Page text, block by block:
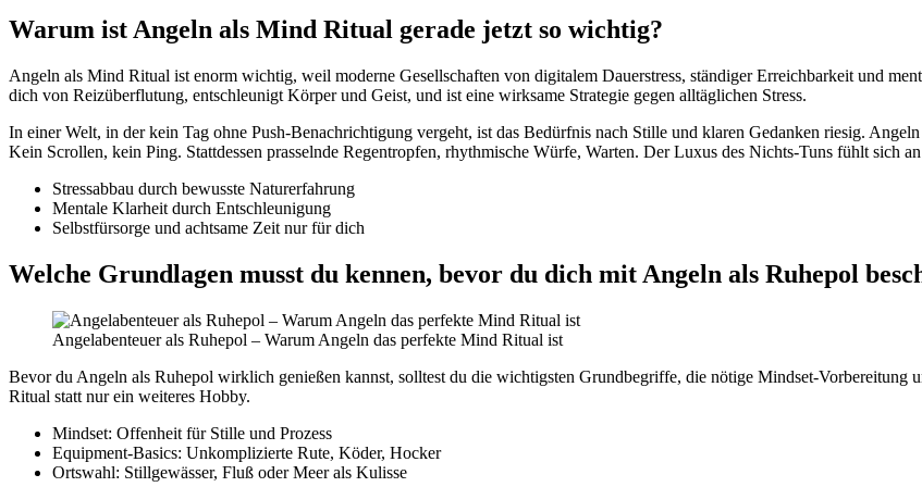
Warum ist Angeln als Mind Ritual gerade jetzt so wichtig?
Angeln als Mind Ritual ist enorm wichtig, weil moderne Gesellschaften von digitalem Dauerstress, ständiger Erreichbarkeit und
dich von Reizüberflutung, entschleunigt Körper und Geist, und ist eine wirksame Strategie gegen alltäglichen Stress.
In einer Welt, in der kein Tag ohne Push-Benachrichtigung vergeht, ist das Bedürfnis nach Stille und klaren Gedanken riesig.
Kein Scrollen, kein Ping. Stattdessen prasselnde Regentropfen, rhythmische Würfe, Warten. Der Luxus des Nichts-Tuns fühlt sich
Stressabbau durch bewusste Naturerfahrung
Mentale Klarheit durch Entschleunigung
Selbstfürsorge und achtsame Zeit nur für dich
Welche Grundlagen musst du kennen, bevor du dich mit Angeln als Ruhepol
Angelabenteuer als Ruhepol – Warum Angeln das perfekte Mind Ritual ist
Bevor du Angeln als Ruhepol wirklich genießen kannst, solltest du die wichtigsten Grundbegriffe, die nötige Mindset-Vorbereitung
Ritual statt nur ein weiteres Hobby.
Mindset: Offenheit für Stille und Prozess
Equipment-Basics: Unkomplizierte Rute, Köder, Hocker
Ortswahl: Stillgewässer, Fluß oder Meer als Kulisse